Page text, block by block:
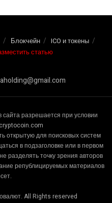
Блокчейн
ICO и токены
статью
разрешается при условии
открытую для поисковых систем
в подзаголовке или в первом
разделять точку зрения авторов
републицируемых материалов
All Rights reserved